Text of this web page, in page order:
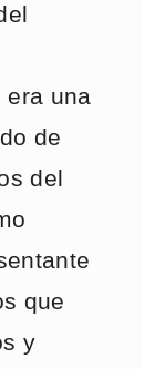
era una
de
del
que
y